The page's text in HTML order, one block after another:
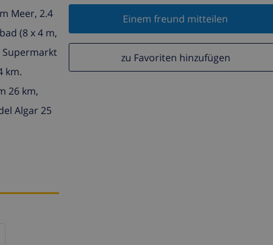
Einem freund mitteilen
zu Favoriten hinzufügen
Meer, 2.4
(8 x 4 m,
Supermarkt
km.
26 km,
Algar 25